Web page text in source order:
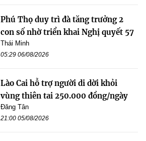
Phú Thọ duy trì đà tăng trưởng 2
con số nhờ triển khai Nghị quyết 57
Thái Minh
05:29 06/08/2026
Lào Cai hỗ trợ người di dời khỏi
vùng thiên tai 250.000 đồng/ngày
Đăng Tân
21:00 05/08/2026